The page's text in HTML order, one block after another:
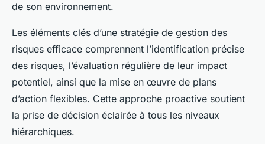
de son environnement.
Les éléments clés d’une stratégie de gestion des
risques efficace comprennent l’identification précise
des risques, l’évaluation régulière de leur impact
potentiel, ainsi que la mise en œuvre de plans
d’action flexibles. Cette approche proactive soutient
la prise de décision éclairée à tous les niveaux
hiérarchiques.